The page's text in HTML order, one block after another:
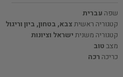
שפה עברית
קטגוריה ראשיתצבא, בטחון, ביון וריגול
קטגוריה משניתישראל וציונות
מצבטוב
כריכה רכה